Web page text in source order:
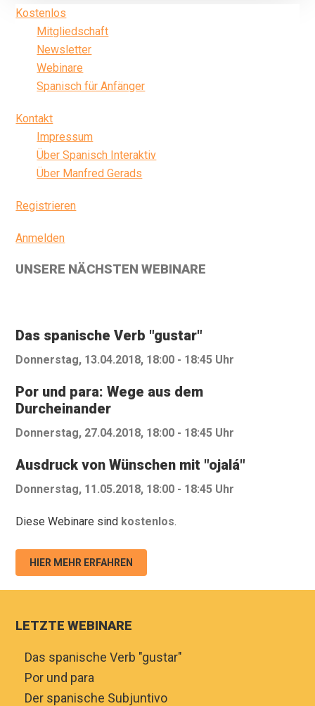
Seitenspalte
Kostenlos
Mitgliedschaft
Newsletter
Webinare
Spanisch für Anfänger
Kontakt
Impressum
Über Spanisch Interaktiv
Über Manfred Gerads
Registrieren
Anmelden
UNSERE NÄCHSTEN WEBINARE
Das spanische Verb "gustar"
Donnerstag, 13.04.2018, 18:00 - 18:45 Uhr
Por und para: Wege aus dem
Durcheinander
Donnerstag, 27.04.2018, 18:00 - 18:45 Uhr
Ausdruck von Wünschen mit "ojalá"
Donnerstag, 11.05.2018, 18:00 - 18:45 Uhr
Diese Webinare sind kostenlos.
HIER MEHR ERFAHREN
LETZTE WEBINARE
Das spanische Verb "gustar"
Por und para
Der spanische Subjuntivo